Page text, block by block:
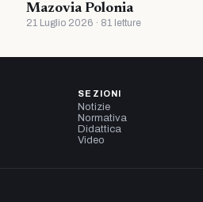
Mazovia Polonia
21 Luglio 2026 · 81 letture
SEZIONI
Notizie
Normativa
Didattica
Video